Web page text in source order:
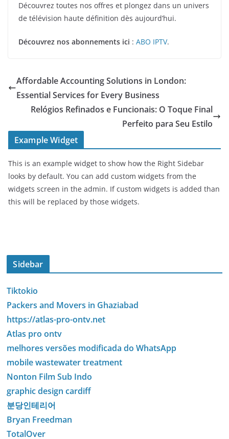
Découvrez toutes nos offres et plongez dans un univers
de télévision haute définition dès aujourd’hui.
Découvrez nos abonnements ici : ABO IPTV.
Affordable Accounting Solutions in London:
Essential Services for Every Business
Relógios Refinados e Funcionais: O Toque Final
Perfeito para Seu Estilo
Example Widget
This is an example widget to show how the Right Sidebar
looks by default. You can add custom widgets from the
widgets screen in the admin. If custom widgets is added than
this will be replaced by those widgets.
Sidebar
Tiktokio
Packers and Movers in Ghaziabad
https://atlas-pro-ontv.net
Atlas pro ontv
melhores versões modificada do WhatsApp
mobile wastewater treatment
Nonton Film Sub Indo
graphic design cardiff
분당인테리어
Bryan Freedman
TotalOver